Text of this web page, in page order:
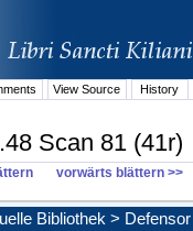
View Source History
Scan 81 (41r)
vorwärts blättern >>